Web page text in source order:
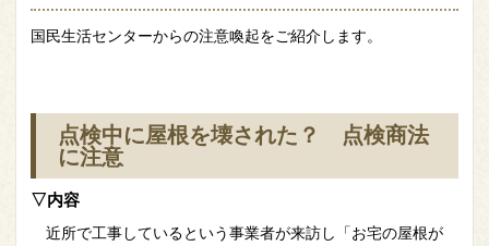
国民生活センターからの注意喚起をご紹介します。
点検中に屋根を壊された？ 点検商法
に注意
▽内容
近所で工事しているという事業者が来訪し「お宅の屋根が